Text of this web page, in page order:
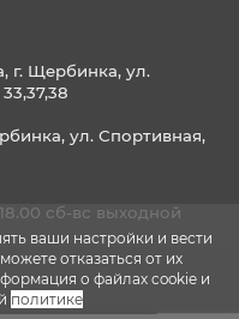
ваши настройки и вести
отказаться от их
о файлах cookie и
политике
г. Щербинка, ул.
ул. Спортивная,
сб-вс выходной